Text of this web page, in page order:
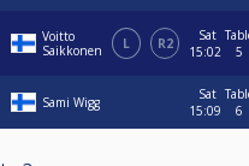
Voitto
Saikkonen
L R2
Sat
15:02
5
Sami Wigg
Sat
15:09
6